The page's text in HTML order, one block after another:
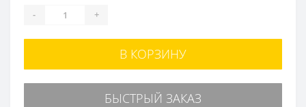
- +
В КОРЗИНУ
БЫСТРЫЙ ЗАКАЗ